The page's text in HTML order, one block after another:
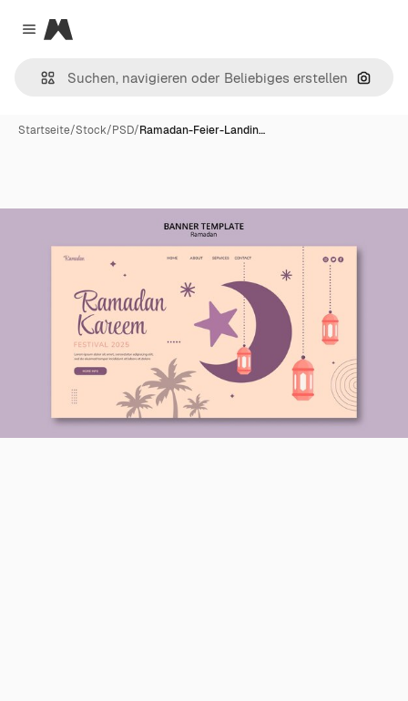
Close menu
Magnific
Nach
Startseite/Stock/PSD/Ramadan-Feier-Landin…